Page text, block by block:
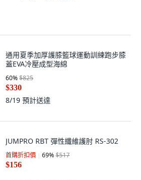
通用夏季加厚護膝籃球運動訓練跑步膝
蓋EVA冷壓成型海綿
60%$825
$330
8/19 預計送達
JUMPRO RBT 彈性纖維護肘 RS-302
首購折扣價 69%$517
$156